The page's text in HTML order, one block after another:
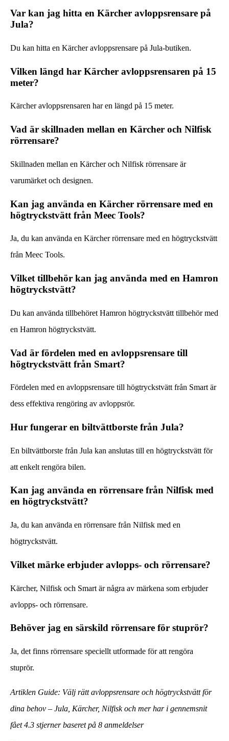
Var kan jag hitta en Kärcher avloppsrensare på
Jula?
Du kan hitta en Kärcher avloppsrensare på Jula-butiken.
Vilken längd har Kärcher avloppsrensaren på 15
meter?
Kärcher avloppsrensaren har en längd på 15 meter.
Vad är skillnaden mellan en Kärcher och Nilfisk
rörrensare?
Skillnaden mellan en Kärcher och Nilfisk rörrensare är
varumärket och designen.
Kan jag använda en Kärcher rörrensare med en
högtryckstvätt från Meec Tools?
Ja, du kan använda en Kärcher rörrensare med en högtryckstvätt
från Meec Tools.
Vilket tillbehör kan jag använda med en Hamron
högtryckstvätt?
Du kan använda tillbehöret Hamron högtryckstvätt tillbehör med
en Hamron högtryckstvätt.
Vad är fördelen med en avloppsrensare till
högtryckstvätt från Smart?
Fördelen med en avloppsrensare till högtryckstvätt från Smart är
dess effektiva rengöring av avloppsrör.
Hur fungerar en biltvättborste från Jula?
En biltvättborste från Jula kan anslutas till en högtryckstvätt för
att enkelt rengöra bilen.
Kan jag använda en rörrensare från Nilfisk med
en högtryckstvätt?
Ja, du kan använda en rörrensare från Nilfisk med en
högtryckstvätt.
Vilket märke erbjuder avlopps- och rörrensare?
Kärcher, Nilfisk och Smart är några av märkena som erbjuder
avlopps- och rörrensare.
Behöver jag en särskild rörrensare för stuprör?
Ja, det finns rörrensare speciellt utformade för att rengöra
stuprör.
Artiklen Guide: Välj rätt avloppsrensare och högtryckstvätt för
dina behov – Jula, Kärcher, Nilfisk och mer har i gennemsnit
fået4.3 stjerner baseret på 8 anmeldelser